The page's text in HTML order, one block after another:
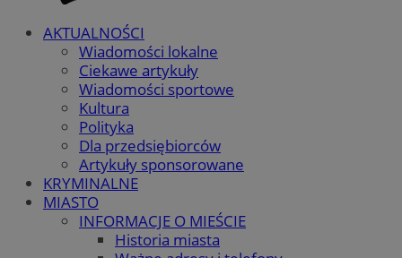
AKTUALNOŚCI
Wiadomości lokalne
Ciekawe artykuły
Wiadomości sportowe
Kultura
Polityka
Dla przedsiębiorców
Artykuły sponsorowane
KRYMINALNE
MIASTO
INFORMACJE O MIEŚCIE
Historia miasta